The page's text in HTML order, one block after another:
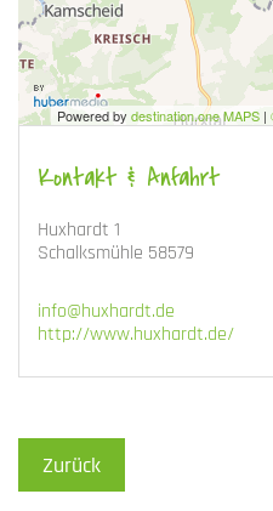
Powered by destination.one MAPS |
Kontakt & Anfahrt
Huxhardt 1
Schalksmühle 58579
info@huxhardt.de
http://www.huxhardt.de/
Zurück